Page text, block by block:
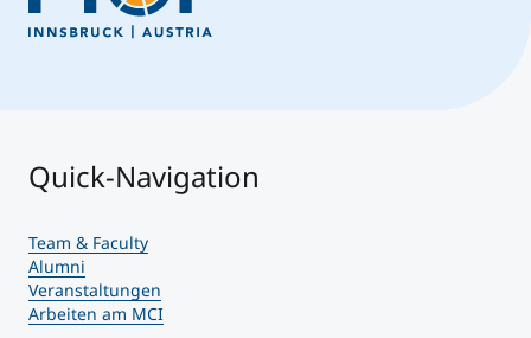
Quick-Navigation
Team & Faculty
Alumni
Veranstaltungen
Arbeiten am MCI